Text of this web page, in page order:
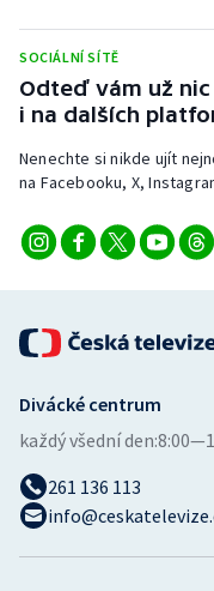
SOCIÁLNÍ SÍTĚ
Odteď vám už
i na dalších
Nenechte si nikde ujít
na Facebooku, X,
Divácké centrum
každý všední den:
261 136 113